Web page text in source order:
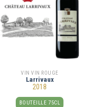
VIN VIN ROUGE
Larrivaux
2018
BOUTEILLE 75CL